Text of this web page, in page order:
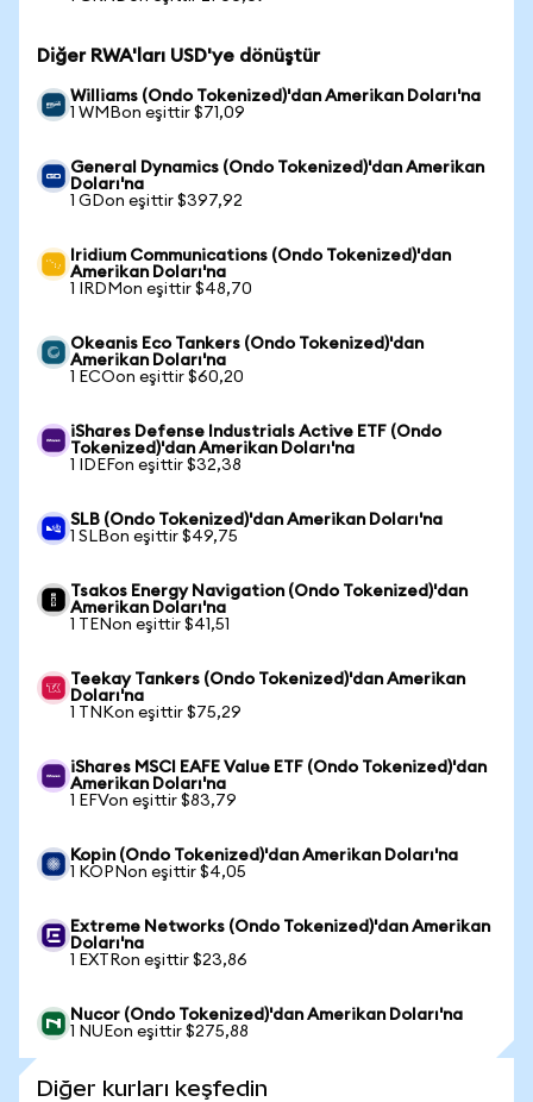
Diğer RWA'ları USD'ye dönüştür
Williams (Ondo Tokenized)'dan Amerikan Doları'na
1 WMBon eşittir $71,09
General Dynamics (Ondo Tokenized)'dan Amerikan
Doları'na
1 GDon eşittir $397,92
Iridium Communications (Ondo Tokenized)'dan
Amerikan Doları'na
1 IRDMon eşittir $48,70
Okeanis Eco Tankers (Ondo Tokenized)'dan
Amerikan Doları'na
1 ECOon eşittir $60,20
iShares Defense Industrials Active ETF (Ondo
Tokenized)'dan Amerikan Doları'na
1 IDEFon eşittir $32,38
SLB (Ondo Tokenized)'dan Amerikan Doları'na
1 SLBon eşittir $49,75
Tsakos Energy Navigation (Ondo Tokenized)'dan
Amerikan Doları'na
1 TENon eşittir $41,51
Teekay Tankers (Ondo Tokenized)'dan Amerikan
Doları'na
1 TNKon eşittir $75,29
iShares MSCI EAFE Value ETF (Ondo Tokenized)'dan
Amerikan Doları'na
1 EFVon eşittir $83,79
Kopin (Ondo Tokenized)'dan Amerikan Doları'na
1 KOPNon eşittir $4,05
Extreme Networks (Ondo Tokenized)'dan Amerikan
Doları'na
1 EXTRon eşittir $23,86
Nucor (Ondo Tokenized)'dan Amerikan Doları'na
1 NUEon eşittir $275,88
Diğer kurları keşfedin